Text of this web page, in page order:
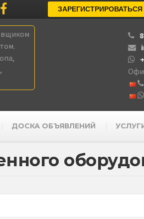
ЗАРЕГИСТРИРОВАТЬСЯ
ДОСКА ОБЪЯВЛЕНИЙ